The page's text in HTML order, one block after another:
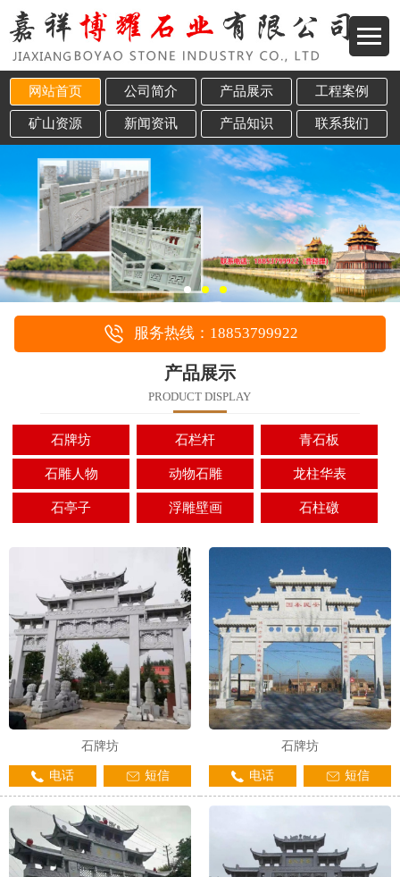
网站首页 公司简介 产品展示 工程案例
矿山资源 新闻资讯 产品知识 联系我们
服务热线：18853799922
产品展示
PRODUCT DISPLAY
石牌坊 石栏杆 青石板
石雕人物 动物石雕 龙柱华表
石亭子 浮雕壁画 石柱礅
石牌坊
电话 短信
石牌坊
电话 短信